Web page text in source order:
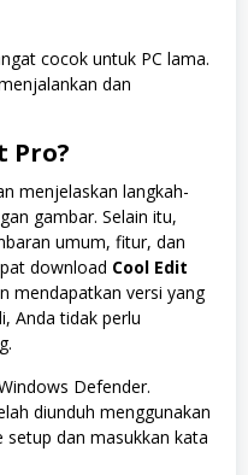
cocok untuk PC lama.
dan
Pro?
menjelaskan langkah-
gambar. Selain itu,
umum, fitur, dan
download Cool Edit
mendapatkan versi yang
Anda tidak perlu
Defender.
diunduh menggunakan
setup dan masukkan kata